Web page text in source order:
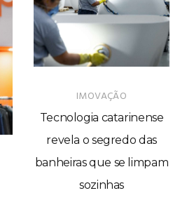
IMOVAÇÃO
Tecnologia catarinense
revela o segredo das
banheiras que se limpam
sozinhas